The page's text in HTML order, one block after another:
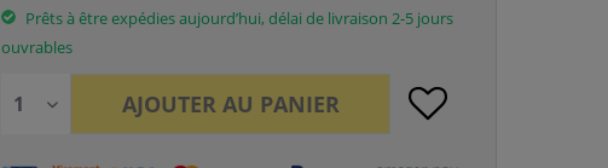
Prêts à être expédies aujourd’hui, délai de livraison 2-5 jours
ouvrables
AJOUTER AU PANIER